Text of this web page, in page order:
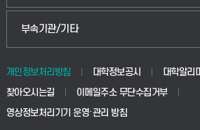
생명공학부
공공정책대학원
교육대학원
웹메일
학사시스템(전문학사 및 전공심화)
부속기관/기타
중앙도서관
학생생활관(안성)
개인정보처리방침 대학정보공시 대학알리미
찾아오시는길
이메일주소 무단수집거부
영상정보처리기기 운영·관리 방침